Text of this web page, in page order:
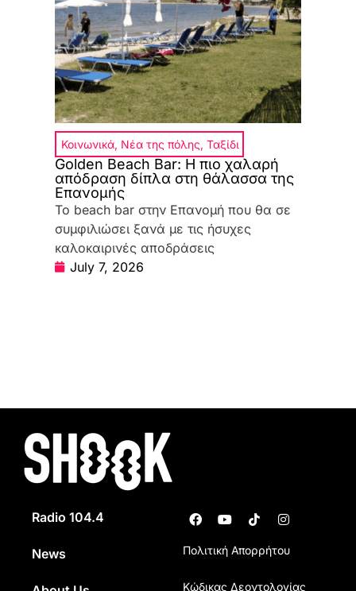
Κοινωνικά, Νέα της πόλης, Ταξίδι
Golden Beach Bar: Η πιο χαλαρή
απόδραση δίπλα στη θάλασσα της
Επανομής
Το beach bar στην Επανομή που θα σε
συμφιλιώσει ξανά με τις ήσυχες
καλοκαιρινές αποδράσεις
July 7, 2026
Radio 104.4
News Πολιτική Απορρήτου
Κώδικας Δεοντολογίας